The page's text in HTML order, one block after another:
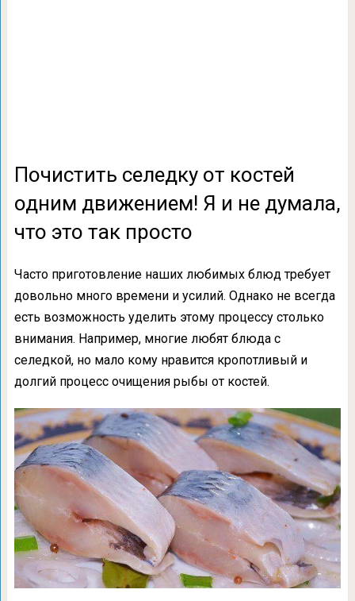
Почистить селедку от костей
одним движением! Я и не думала,
что это так просто
Часто приготовление наших любимых блюд требует
довольно много времени и усилий. Однако не всегда
есть возможность уделить этому процессу столько
внимания. Например, многие любят блюда с
селедкой, но мало кому нравится кропотливый и
долгий процесс очищения рыбы от костей.